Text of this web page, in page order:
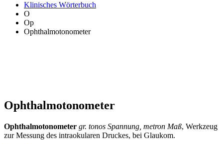
Klinisches Wörterbuch
O
Op
Ophthalmotonometer
Ophthalmotonometer
Ophthalmotonometer gr. tonos Spannung, metron Maß, Werkzeug
zur Messung des intraokularen Druckes, bei Glaukom.